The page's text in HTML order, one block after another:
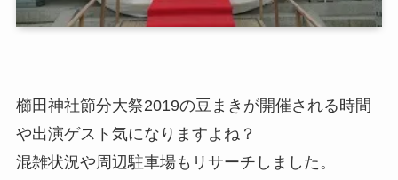
櫛田神社節分大祭2019の豆まきが開催される時間
や出演ゲスト気になりますよね？
混雑状況や周辺駐車場もリサーチしました。